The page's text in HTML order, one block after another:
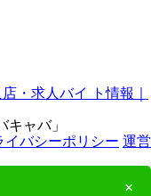
・求人バイ ト情報｜
ャバ」
イバシーポリシー 運営
×